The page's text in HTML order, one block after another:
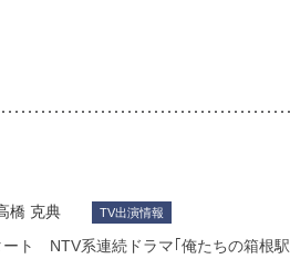
橋 克典 TV出演情報
ート NTV系連続ドラマ｢俺たちの箱根駅